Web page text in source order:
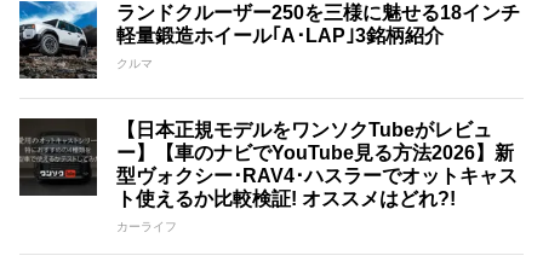
ランドクルーザー250を三様に魅せる18インチ
軽量鍛造ホイール｢A･LAP｣3銘柄紹介
クルマ
【日本正規モデルをワンソクTubeがレビュ
ー】【車のナビでYouTube見る方法2026】新
型ヴォクシー･RAV4･ハスラーでオットキャス
ト使えるか比較検証! オススメはどれ?!
カーライフ